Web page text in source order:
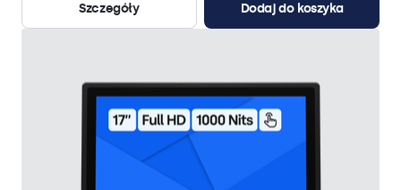
Szczegóły
Dodaj do koszyka